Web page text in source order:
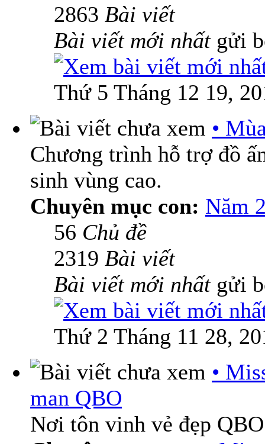
2863 Bài viết
Bài viết mới nhấtgửi
Thứ 5 Tháng 12 19,
•
Chương trình hỗ trợ đồ
sinh vùng cao.
Chuyên mục con: Năm
56 Chủ đề
2319 Bài viết
Bài viết mới nhấtgửi
Thứ 2 Tháng 11 28,
•
man QBO
Nơi tôn vinh vẻ đẹp